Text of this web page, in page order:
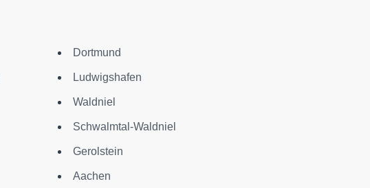
Dortmund
Ludwigshafen
Waldniel
Schwalmtal-Waldniel
Gerolstein
Aachen